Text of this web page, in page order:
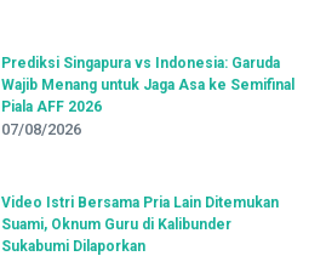
Prediksi Singapura vs Indonesia: Garuda
Wajib Menang untuk Jaga Asa ke Semifinal
Piala AFF 2026
07/08/2026
Video Istri Bersama Pria Lain Ditemukan
Suami, Oknum Guru di Kalibunder
Sukabumi Dilaporkan